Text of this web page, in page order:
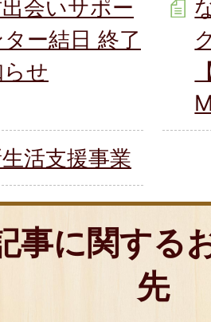
会いサポー
ター結日 終了
せ
活支援事業
事に関する
先